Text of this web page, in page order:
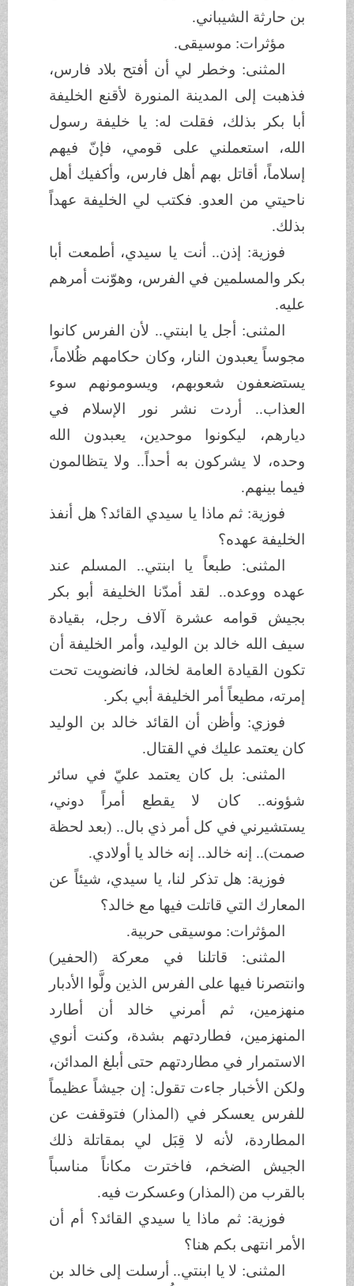
بن حارثة الشيباني.
مؤثرات: موسيقى.
المثنى: وخطر لي أن أفتح بلاد فارس،
فذهبت إلى المدينة المنورة لأقنع الخليفة
أبا بكر بذلك، فقلت له: يا خليفة رسول
الله، استعملني على قومي، فإنّ فيهم
إسلاماً، أقاتل بهم أهل فارس، وأكفيك أهل
ناحيتي من العدو. فكتب لي الخليفة عهداً
بذلك.
فوزية: إذن.. أنت يا سيدي، أطمعت أبا
بكر والمسلمين في الفرس، وهوّنت أمرهم
عليه.
المثنى: أجل يا ابنتي.. لأن الفرس كانوا
مجوساً يعبدون النار، وكان حكامهم ظُلاماً،
يستضعفون شعوبهم، ويسومونهم سوء
العذاب.. أردت نشر نور الإسلام في
ديارهم، ليكونوا موحدين، يعبدون الله
وحده، لا يشركون به أحداً.. ولا يتظالمون
فيما بينهم.
فوزية: ثم ماذا يا سيدي القائد؟ هل أنفذ
الخليفة عهده؟
المثنى: طبعاً يا ابنتي.. المسلم عند
عهده ووعده.. لقد أمدّنا الخليفة أبو بكر
بجيش قوامه عشرة آلاف رجل، بقيادة
سيف الله خالد بن الوليد، وأمر الخليفة أن
تكون القيادة العامة لخالد، فانضويت تحت
إمرته، مطيعاً أمر الخليفة أبي بكر.
فوزي: وأظن أن القائد خالد بن الوليد
كان يعتمد عليك في القتال.
المثنى: بل كان يعتمد عليّ في سائر
شؤونه.. كان لا يقطع أمراً دوني،
يستشيرني في كل أمر ذي بال.. (بعد لحظة
صمت).. إنه خالد.. إنه خالد يا أولادي.
فوزية: هل تذكر لنا، يا سيدي، شيئاً عن
المعارك التي قاتلت فيها مع خالد؟
المؤثرات: موسيقى حربية.
المثنى: قاتلنا في معركة (الحفير)
وانتصرنا فيها على الفرس الذين ولَّوا الأدبار
منهزمين، ثم أمرني خالد أن أطارد
المنهزمين، فطاردتهم بشدة، وكنت أنوي
الاستمرار في مطاردتهم حتى أبلغ المدائن،
ولكن الأخبار جاءت تقول: إن جيشاً عظيماً
للفرس يعسكر في (المذار) فتوقفت عن
المطاردة، لأنه لا قِبَل لي بمقاتلة ذلك
الجيش الضخم، فاخترت مكاناً مناسباً
بالقرب من (المذار) وعسكرت فيه.
فوزية: ثم ماذا يا سيدي القائد؟ أم أن
الأمر انتهى بكم هنا؟
المثنى: لا يا ابنتي.. أرسلت إلى خالد بن